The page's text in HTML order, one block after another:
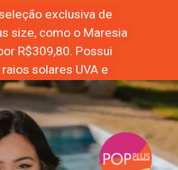
exclusiva de
size, como o Maresia
R$309,80. Possui
solares UVA e
exclusiva de
size, como o Maresia
R$309,80. Possui
solares UVA e